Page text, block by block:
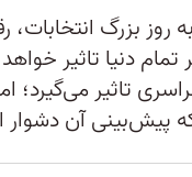
روز بزرگ
تمام دنیا تاثیر
تاثیر می‌گیرد؛
پیش‌بینی آن